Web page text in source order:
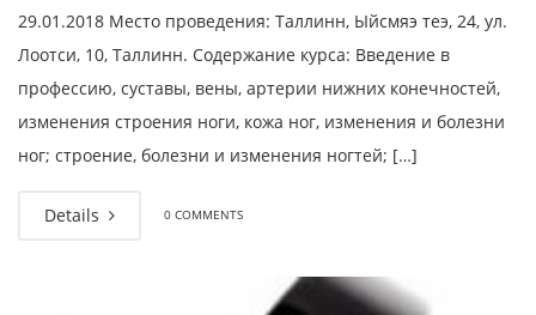
29.01.2018 Место проведения: Таллинн, Ыйсмяэ теэ, 24, ул.
Лоотси, 10, Таллинн. Содержание курса: Введение в
профессию, суставы, вены, артерии нижних конечностей,
изменения строения ноги, кожа ног, изменения и болезни
ног; строение, болезни и изменения ногтей; […]
Details 0 COMMENTS